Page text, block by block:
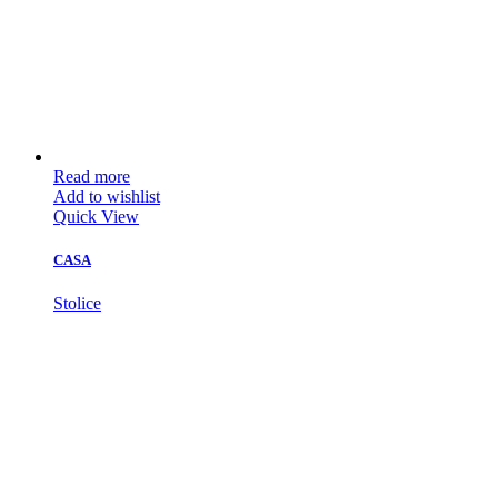
Read more
Add to wishlist
Quick View
CASA
Stolice